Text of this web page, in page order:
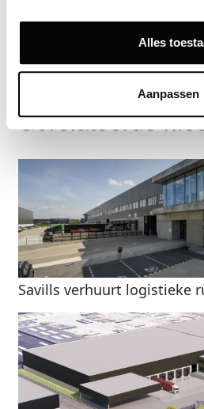
Alles
Aanpassen
Gerelateerde
Savills verhuurt logistieke